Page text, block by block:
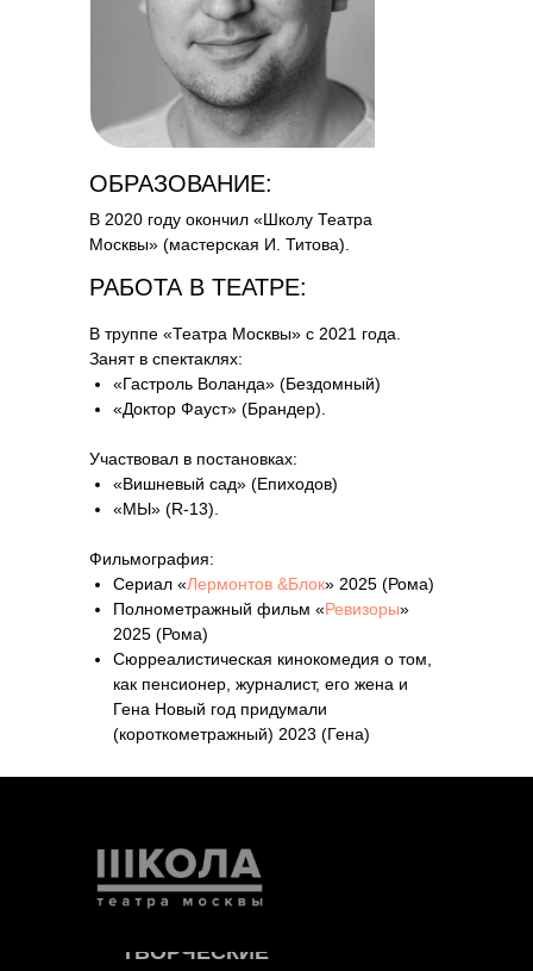
В 2020 году окончил «Школу Театра
Москвы» (мастерская И. Титова).
РАБОТА В ТЕАТРЕ:
В труппе «Театра Москвы» с 2021 года.
Занят в спектаклях:
«Гастроль Воланда» (Бездомный)
«Доктор Фауст» (Брандер).
Участвовал в постановках:
«Вишневый сад» (Епиходов)
«МЫ» (R‑13).
Фильмография:
Сериал «Лермонтов &Блок» 2025 (Рома)
Полнометражный фильм «Ревизоры»
2025 (Рома)
Сюрреалистическая кинокомедия о том,
как пенсионер, журналист, его жена и
Гена Новый год придумали
(короткометражный) 2023 (Гена)
ОБРАЗОВАНИЕ:
ТВОРЧЕСКИЕ